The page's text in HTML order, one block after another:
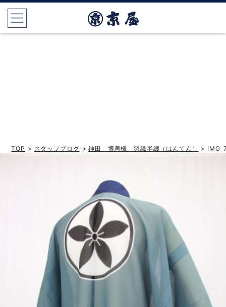
TOP > スタッフブログ >神田 博善様 羽織半纏（はんてん） >